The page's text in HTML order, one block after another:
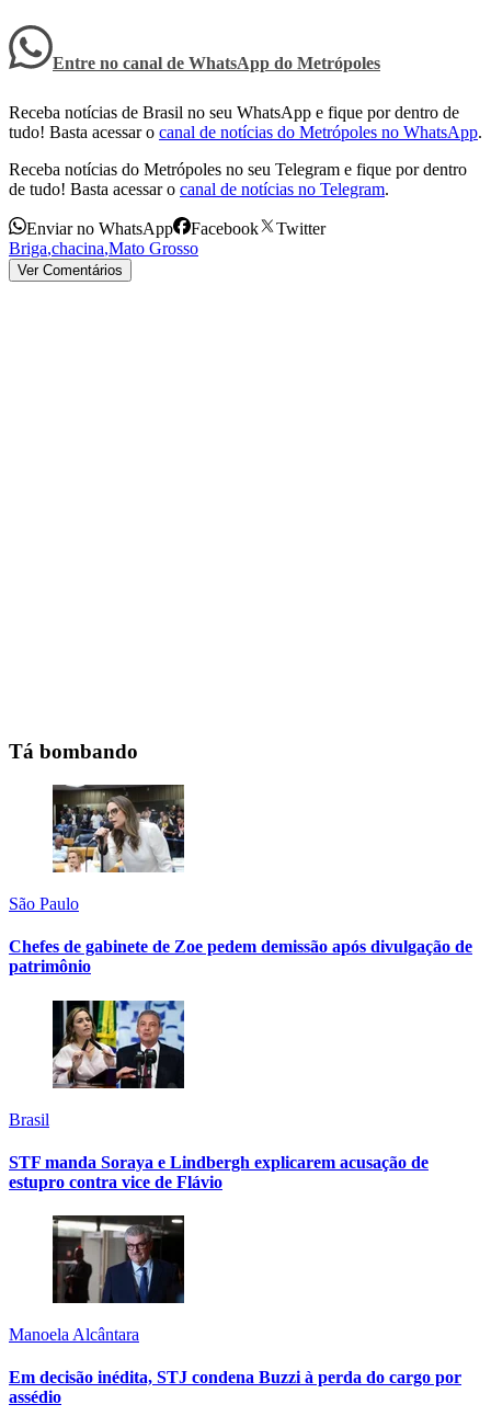
Entre no canal de WhatsApp do Metrópoles
Receba notícias de Brasil no seu WhatsApp e fique por dentro de
tudo! Basta acessar o canal de notícias do Metrópoles no WhatsApp.
Receba notícias do Metrópoles no seu Telegram e fique por dentro
de tudo! Basta acessar o canal de notícias no Telegram.
Enviar no WhatsApp Facebook
Twitter
Briga,chacina,Mato Grosso
Ver Comentários
Tá bombando
São Paulo
Chefes de gabinete de Zoe pedem demissão após divulgação de
patrimônio
Brasil
STF manda Soraya e Lindbergh explicarem acusação de
estupro contra vice de Flávio
Manoela Alcântara
Em decisão inédita, STJ condena Buzzi à perda do cargo por
assédio